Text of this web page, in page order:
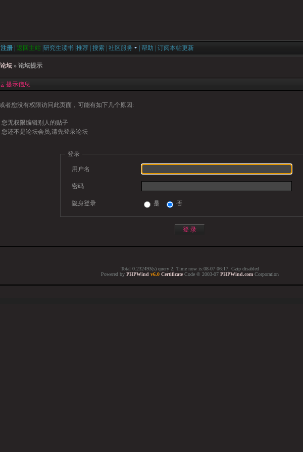
注册 返回主站 研究生读书 推荐 搜索 社区服务 帮助 订阅本帖更新
坛 » 论坛提示
提示信息
者您没有权限访问此页面，可能有如下几个原因:
您无权限编辑别人的贴子
您还不是论坛会员,请先登录论坛
登录
用户名
密码
隐身登录 是 否
Total 0.232493(s) query 2, Time now is:08-07 06:17, Gzip disabled
Powered by PHPWind v6.0 Certificate Code © 2003-07 PHPWind.com Corporation